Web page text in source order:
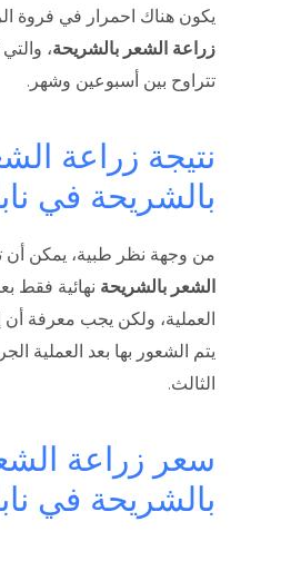
يكون هناك احمرار في فروة
زراعة الشعر بالشريحة،
تتراوح بين أسبوعين وشهر.
نتيجة زراعة
بالشريحة في
من وجهة نظر طبية، يمكن أن
الشعر بالشريحة نهائية فقط
العملية، ولكن يجب معرفة أن
يتم الشعور بها بعد العملية
الثالث.
سعر زراعة
بالشريحة في